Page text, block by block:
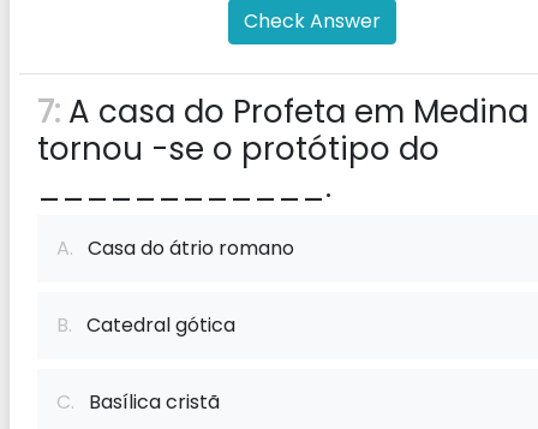
Check Answer
7: A casa do Profeta em Medina
tornou -se o protótipo do
____________.
A. Casa do átrio romano
B. Catedral gótica
C. Basílica cristã